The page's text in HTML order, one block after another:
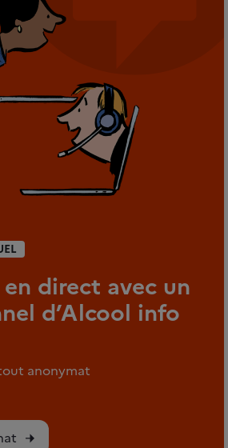
direct avec un
d’Alcool info
anonymat